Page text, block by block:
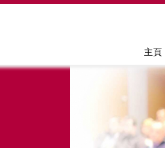
Jump to navigation
主頁